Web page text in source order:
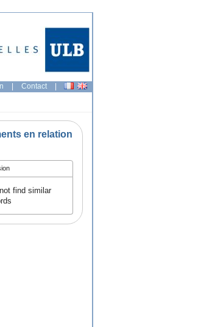
| Contact |
en relation
find similar